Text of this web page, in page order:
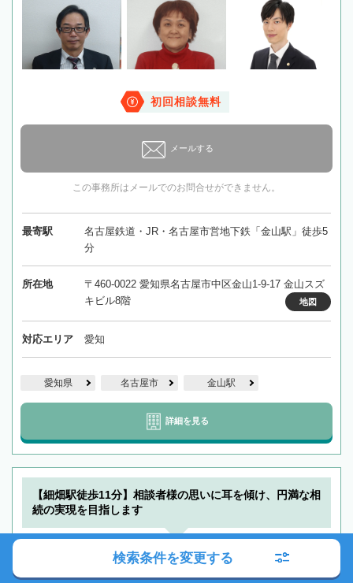
初回相談無料
メールする
この事務所はメールでのお問合せができません。
最寄駅
名古屋鉄道・JR・名古屋市営地下鉄「金山駅」徒歩5
分
所在地
〒460-0022 愛知県名古屋市中区金山1-9-17 金山スズ
キビル8階
地図
対応エリア 愛知
愛知県 名古屋市 金山駅
詳細を見る
【細畑駅徒歩11分】相談者様の思いに耳を傾け、円満な相
続の実現を目指します
岐阜みなみ法律事務所
検索条件を変更する